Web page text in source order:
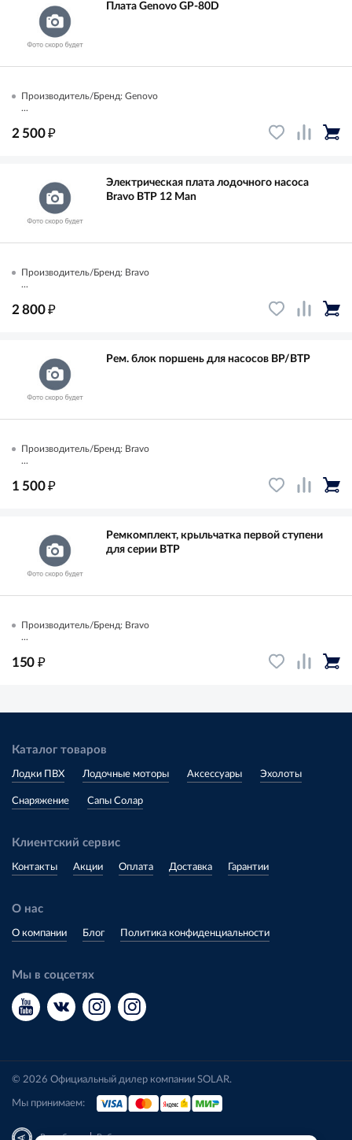
Плата Genovo GP-80D
Производитель/Бренд: Genovo
...
2 500₽
Электрическая плата лодочного насоса
Bravo BTP 12 Man
Производитель/Бренд: Bravo
...
2 800₽
Рем. блок поршень для насосов BP/BTP
Производитель/Бренд: Bravo
...
1 500₽
Ремкомплект, крыльчатка первой ступени
для серии BTP
Производитель/Бренд: Bravo
...
150 ₽
Каталог товаров
Лодки ПВХ Лодочные моторы Аксессуары Эхолоты
Снаряжение Сапы Солар
Клиентский сервис
Контакты Акции Оплата Доставка Гарантии
О нас
О компании Блог Политика конфиденциальности
Мы в соцсетях
© 2026 Официальный дилер компании SOLAR.
Мы принимаем:
Разработка|Веб-аналитика